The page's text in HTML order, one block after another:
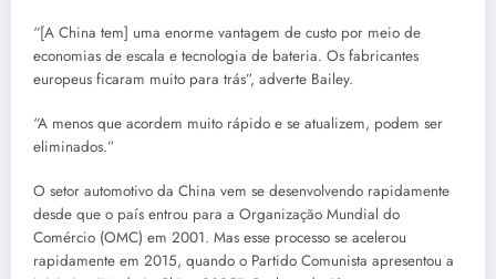
“[A China tem] uma enorme vantagem de custo por meio de
economias de escala e tecnologia de bateria. Os fabricantes
europeus ficaram muito para trás”, adverte Bailey.
“A menos que acordem muito rápido e se atualizem, podem ser
eliminados.”
O setor automotivo da China vem se desenvolvendo rapidamente
desde que o país entrou para a Organização Mundial do
Comércio (OMC) em 2001. Mas esse processo se acelerou
rapidamente em 2015, quando o Partido Comunista apresentou a